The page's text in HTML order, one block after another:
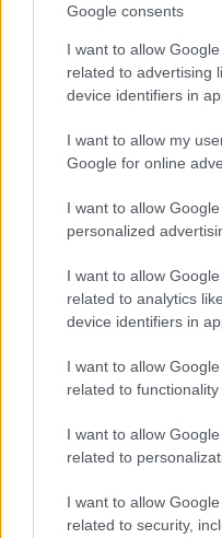
Google consents
I want to allow
related to advertising
device identifiers in
I want to allow my
Google for online
I want to allow
personalized
I want to allow
related to analytics
device identifiers in
I want to allow
related to
I want to allow
related to
I want to allow
related to security,
AJÁNLOTT VIDEÓK
Libernyákok
elemző műsor a baloldal
elemző műsor a baloldal
Küzdőtér
Gerilla Bár
oknyomozó műsor